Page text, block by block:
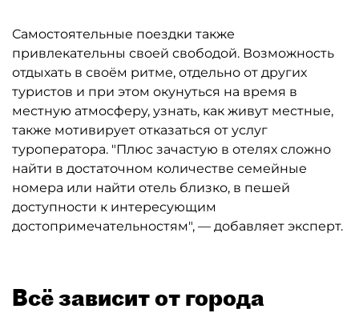
Самостоятельные поездки также
привлекательны своей свободой. Возможность
отдыхать в своём ритме, отдельно от других
туристов и при этом окунуться на время в
местную атмосферу, узнать, как живут местные,
также мотивирует отказаться от услуг
туроператора. "Плюс зачастую в отелях сложно
найти в достаточном количестве семейные
номера или найти отель близко, в пешей
доступности к интересующим
достопримечательностям", — добавляет эксперт.
Всё зависит от города